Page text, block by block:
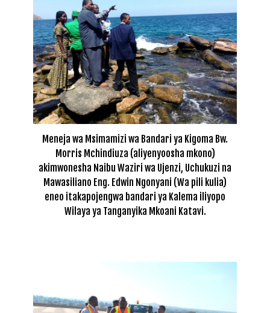
Meneja wa Msimamizi wa Bandari ya Kigoma Bw.
Morris Mchindiuza (aliyenyoosha mkono)
akimwonesha Naibu Waziri wa Ujenzi, Uchukuzi na
Mawasiliano Eng. Edwin Ngonyani (Wa pili kulia)
eneo itakapojengwa bandari ya Kalema iliyopo
Wilaya ya Tanganyika Mkoani Katavi.